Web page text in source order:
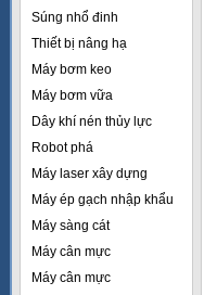
Súng nhổ đinh
Thiết bị nâng hạ
Máy bơm keo
Máy bơm vữa
Dây khí nén thủy lực
Robot phá
Máy laser xây dựng
Máy ép gạch nhập khẩu
Máy sàng cát
Máy cân mực
Máy cân mực